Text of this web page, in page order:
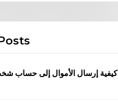
كيفية إرسال الأموال إلى حساب